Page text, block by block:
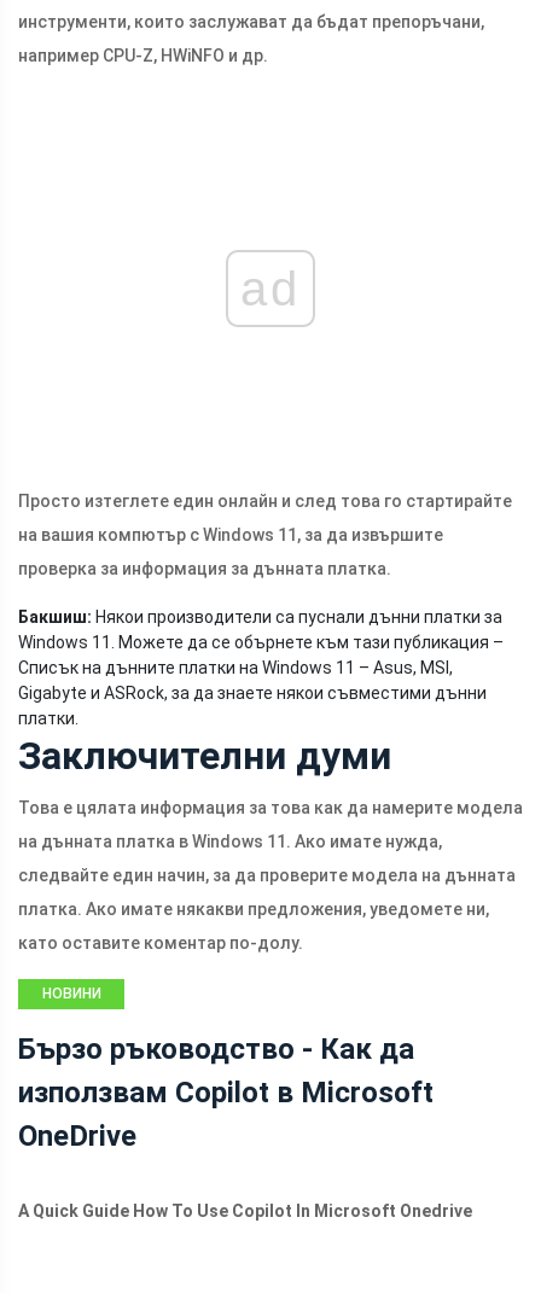
инструменти, които заслужават да бъдат препоръчани,
например CPU-Z, HWiNFO и др.
ad
Просто изтеглете един онлайн и след това го стартирайте
на вашия компютър с Windows 11, за да извършите
проверка за информация за дънната платка.
Бакшиш: Някои производители са пуснали дънни платки за
Windows 11. Можете да се обърнете към тази публикация –
Списък на дънните платки на Windows 11 – Asus, MSI,
Gigabyte и ASRock, за да знаете някои съвместими дънни
платки.
Заключителни думи
Това е цялата информация за това как да намерите модела
на дънната платка в Windows 11. Ако имате нужда,
следвайте един начин, за да проверите модела на дънната
платка. Ако имате някакви предложения, уведомете ни,
като оставите коментар по-долу.
НОВИНИ
Бързо ръководство - Как да
използвам Copilot в Microsoft
OneDrive
A Quick Guide How To Use Copilot In Microsoft Onedrive